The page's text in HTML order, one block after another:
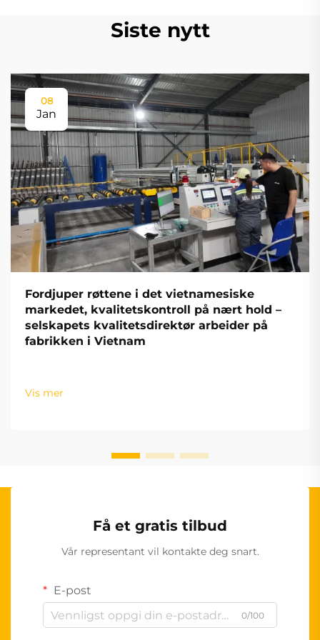
Siste nytt
08
Jan
Fordjuper røttene i det vietnamesiske
markedet, kvalitetskontroll på nært hold –
selskapets kvalitetsdirektør arbeider på
fabrikken i Vietnam
Vis mer
Få et gratis tilbud
Vår representant vil kontakte deg snart.
E-post
0/100